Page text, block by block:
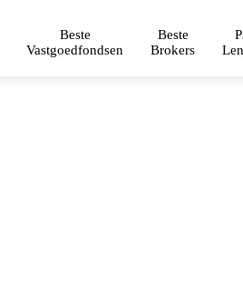
Beste
Vastgoedfondsen
Beste
Brokers